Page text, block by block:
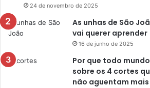
24 de novembro de 2025
As unhas de São
vai querer aprender
16 de junho de 2025
Por que todo
sobre os 4 cortes
não aguentam mais